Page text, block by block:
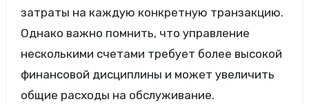
затраты на каждую конкретную транзакцию.
Однако важно помнить, что управление
несколькими счетами требует более высокой
финансовой дисциплины и может увеличить
общие расходы на обслуживание.